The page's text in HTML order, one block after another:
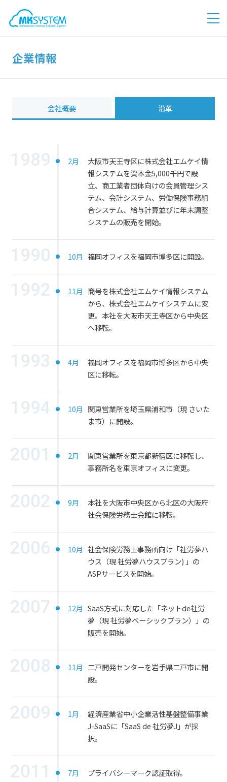
企業情報
会社概要 沿革
1989 2月
大阪市天王寺区に株式会社エムケイ情
報システムを資本金5,000千円で設
立、商工業者団体向けの会員管理シス
テム、会計システム、労働保険事務組
合システム、給与計算並びに年末調整
システムの販売を開始。
1990 10月 福岡オフィスを福岡市博多区に開設。
1992 11月 商号を株式会社エムケイ情報システム
から、株式会社エムケイシステムに変
更。本社を大阪市天王寺区から中央区
へ移転。
1993 4月
福岡オフィスを福岡市博多区から中央
区に移転。
1994 10月 関東営業所を埼玉県浦和市（現 さいた
ま市）に開設。
2001 2月
関東営業所を東京都新宿区に移転し、
事務所名を東京オフィスに変更。
2002 9月
本社を大阪市中央区から北区の大阪府
社会保険労務士会館に移転。
2006 10月 社会保険労務士事務所向け「社労夢ハ
ウス（現 社労夢ハウスプラン) 」の
ASPサービスを開始。
2007 12月 SaaS方式に対応した「ネットde社労
夢（現 社労夢ベーシックプラン）」の
販売を開始。
2008 11月 二戸開発センターを岩手県二戸市に開
設。
2009 1月
経済産業省中小企業活性基盤整備事業
J-SaaSに「SaaS de 社労夢J」が採
択。
2011 7月 プライバシーマーク認証取得。